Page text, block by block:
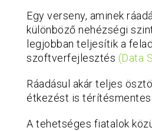
Egy verseny, aminek
különböző nehézségi
legjobban teljesítik a
szoftverfejlesztés (Data
Ráadásul akár teljes
étkezést is
A tehetséges fiatalok